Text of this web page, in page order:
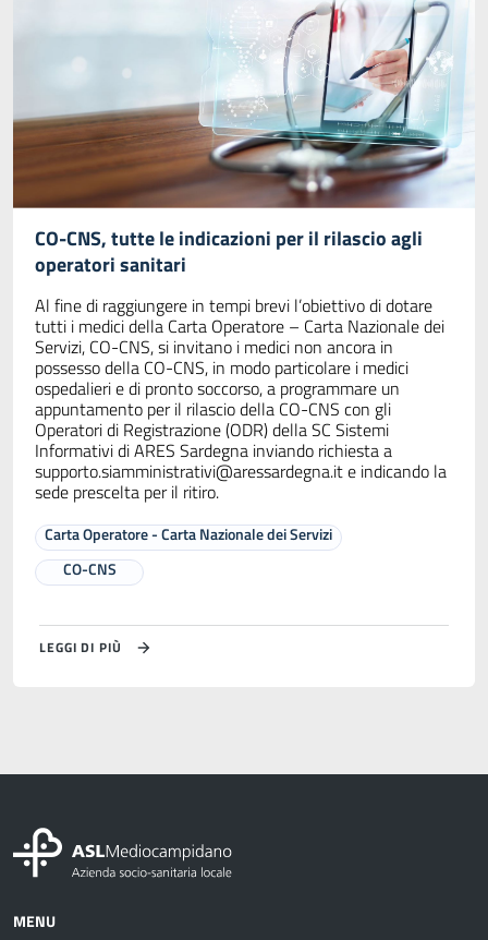
CO-CNS, tutte le indicazioni per il rilascio agli
operatori sanitari
Al fine di raggiungere in tempi brevi l’obiettivo di dotare
tutti i medici della Carta Operatore – Carta Nazionale dei
Servizi, CO-CNS, si invitano i medici non ancora in
possesso della CO-CNS, in modo particolare i medici
ospedalieri e di pronto soccorso, a programmare un
appuntamento per il rilascio della CO-CNS con gli
Operatori di Registrazione (ODR) della SC Sistemi
Informativi di ARES Sardegna inviando richiesta a
supporto.siamministrativi@aressardegna.ite indicando la
sede prescelta per il ritiro.
Carta Operatore - Carta Nazionale dei Servizi
CO-CNS
LEGGI DI PIÙ
MENU